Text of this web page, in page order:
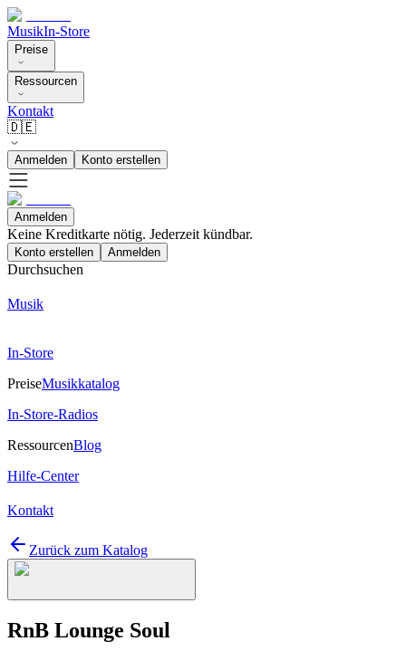
MusikIn-Store
Preise
Ressourcen
Kontakt
🇩🇪
Anmelden Konto erstellen
Anmelden
Keine Kreditkarte nötig. Jederzeit kündbar.
Konto erstellen Anmelden
Durchsuchen
Musik
In-Store
PreiseMusikkatalog
In-Store-Radios
RessourcenBlog
Hilfe-Center
Kontakt
Zurück zum Katalog
RnB Lounge Soul